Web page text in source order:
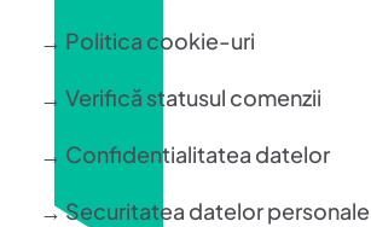
→ Politica cookie-uri
→ Verifică statusul comenzii
→ Confidentialitatea datelor
→ Securitatea datelor personale